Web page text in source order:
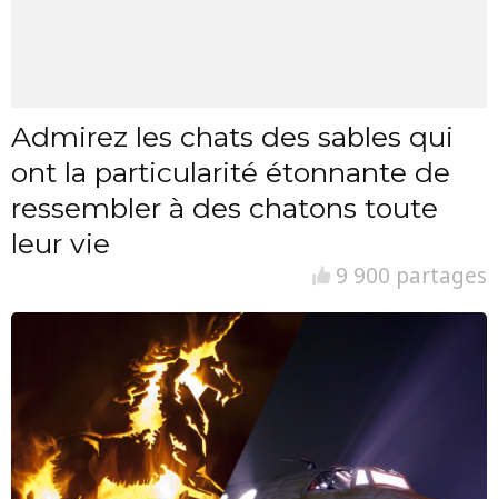
Admirez les chats des sables qui
ont la particularité étonnante de
ressembler à des chatons toute
leur vie
9 900 partages